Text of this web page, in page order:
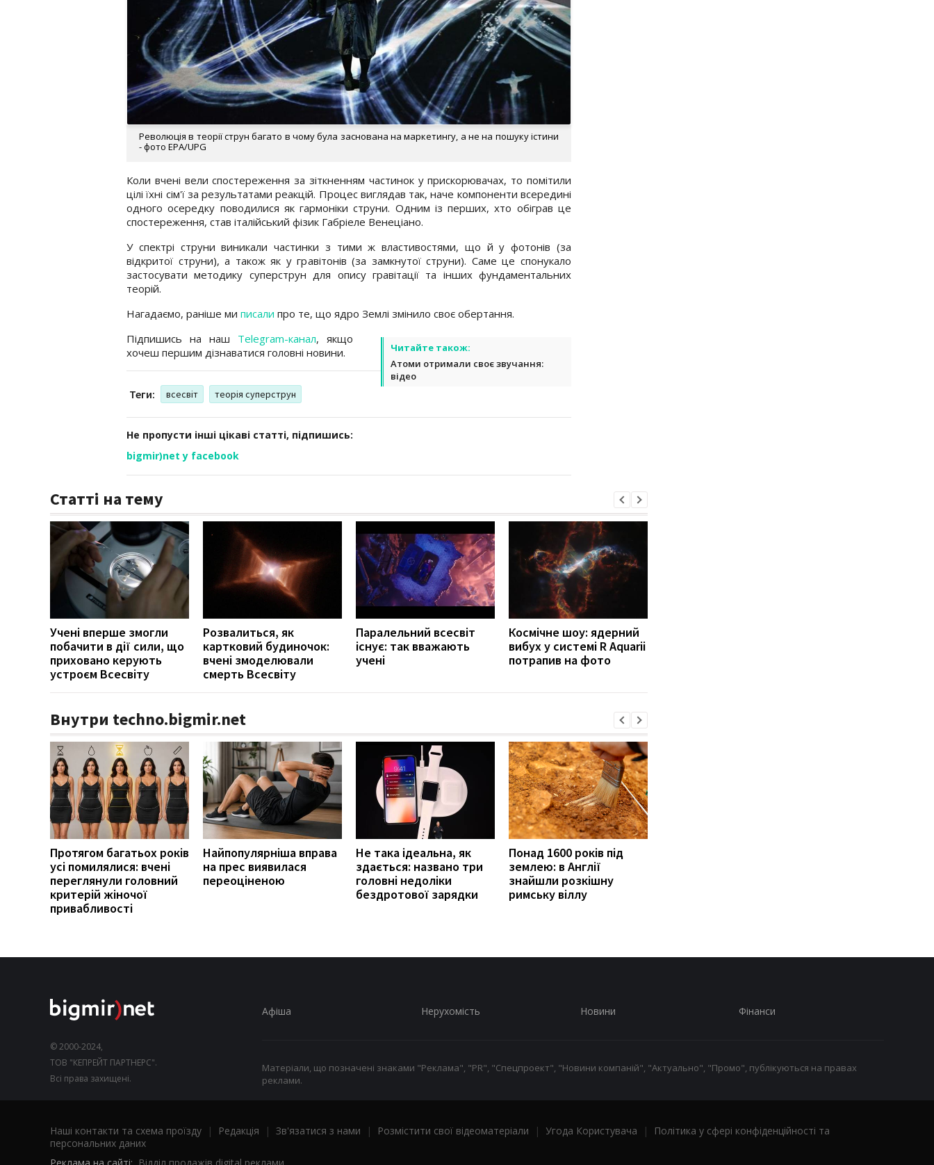
Революція в теорії струн багато в чому була заснована на маркетингу, а не на пошуку істини
- фото EPA/UPG
Коли вчені вели спостереження за зіткненням частинок у прискорювачах, то помітили
цілі їхні сім'ї за результатами реакцій. Процес виглядав так, наче компоненти всередині
одного осередку поводилися як гармоніки струни. Одним із перших, хто обіграв це
спостереження, став італійський фізик Габріеле Венеціано.
У спектрі струни виникали частинки з тими ж властивостями, що й у фотонів (за
відкритої струни), а також як у гравітонів (за замкнутої струни). Саме це спонукало
застосувати методику суперструн для опису гравітації та інших фундаментальних
теорій.
Нагадаємо, раніше ми писали про те, що ядро Землі змінило своє обертання.
Читайте також:
Атоми отримали своє звучання:
відео
Підпишись на наш Telegram-канал, якщо
хочеш першим дізнаватися головні новини.
Теги: всесвіт теорія суперструн
Не пропусти інші цікаві статті, підпишись:
bigmir)net у facebook
Статті на тему
Учені вперше змогли
побачити в дії сили, що
приховано керують
устроєм Всесвіту
Розвалиться, як
картковий будиночок:
вчені змоделювали
смерть Всесвіту
Паралельний всесвіт
існує: так вважають
учені
Космічне шоу: ядерний
вибух у системі R Aquarii
потрапив на фото
Внутри techno.bigmir.net
Протягом багатьох років
усі помилялися: вчені
переглянули головний
критерій жіночої
привабливості
Найпопулярніша вправа
на прес виявилася
переоціненою
Не така ідеальна, як
здається: названо три
головні недоліки
бездротової зарядки
Понад 1600 років під
землею: в Англії
знайшли розкішну
римську віллу
© 2000-2024,
ТОВ "КЕПРЕЙТ ПАРТНЕРС".
Всі права захищені.
Афіша Нерухомість Новини Фінанси
Матеріали, що позначені знаками "Реклама", "PR", "Спецпроект", "Новини компаній", "Актуально", "Промо", публікуються на правах
реклами.
Наші контакти та схема проїзду | Редакція | Зв'язатися з нами | Розмістити свої відеоматеріали | Угода Користувача |
Політика у сфері конфіденційності та
персональних даних